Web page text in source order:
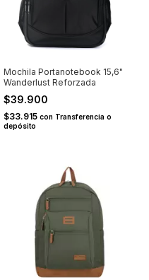
Mochila Portanotebook 15,6"
Wanderlust Reforzada
$39.900
$33.915 con Transferencia o
depósito